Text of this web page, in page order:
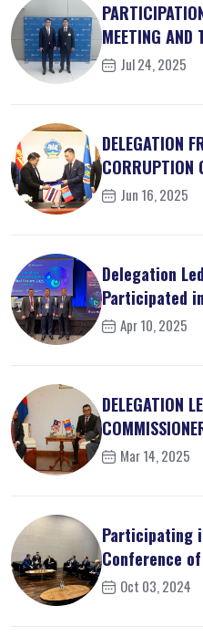
MEETING
Jul 24, 2025
DELEGATION
CORRUPTION
KINGDOM OF ...
Jun 16, 2025
Delegation
Participated
Apr 10, 2025
DELEGATION
CORRUPT...
Mar 14, 2025
Participating
Conference
Oct 03, 2024